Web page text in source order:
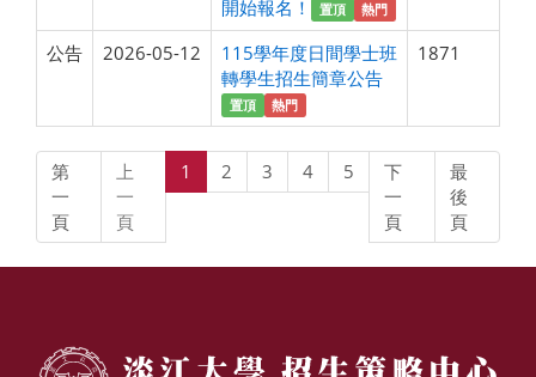
開始報名！
置頂 熱門
公告 2026-05-12
115學年度日間學士班
轉學生招生簡章公告
置頂 熱門
1871
第
一
頁
上
一
頁
1 2 3 4 5
下
一
頁
最
後
頁